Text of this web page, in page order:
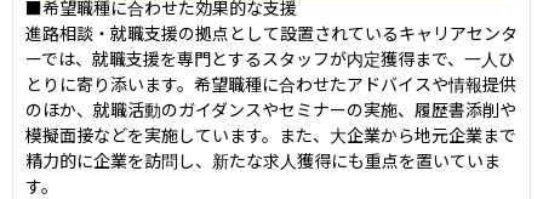
■希望職種に合わせた効果的な支援
進路相談・就職支援の拠点として設置されているキャリアセンタ
ーでは、就職支援を専門とするスタッフが内定獲得まで、一人ひ
とりに寄り添います。希望職種に合わせたアドバイスや情報提供
のほか、就職活動のガイダンスやセミナーの実施、履歴書添削や
模擬面接などを実施しています。また、大企業から地元企業まで
精力的に企業を訪問し、新たな求人獲得にも重点を置いていま
す。